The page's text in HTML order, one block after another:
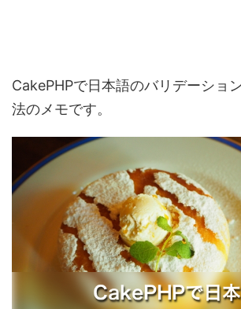
CakePHPで日本語のバリデーショ
法のメモです。